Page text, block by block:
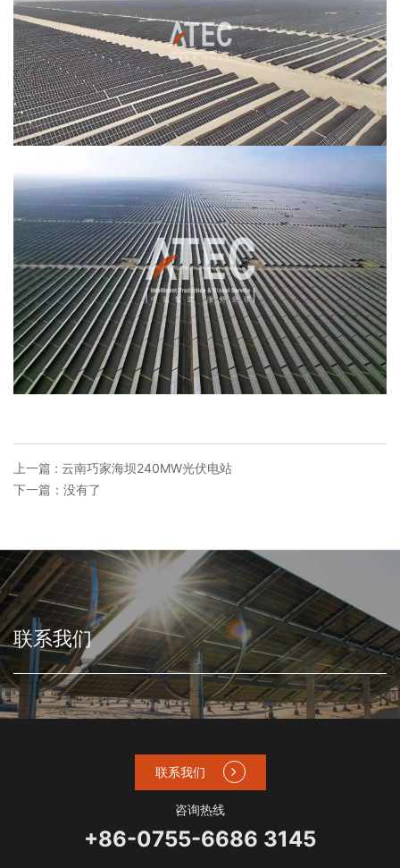
上一篇 : 云南巧家海坝240MW光伏电站
下一篇：没有了
联系我们
联系我们
咨询热线
+86-0755-6686 3145